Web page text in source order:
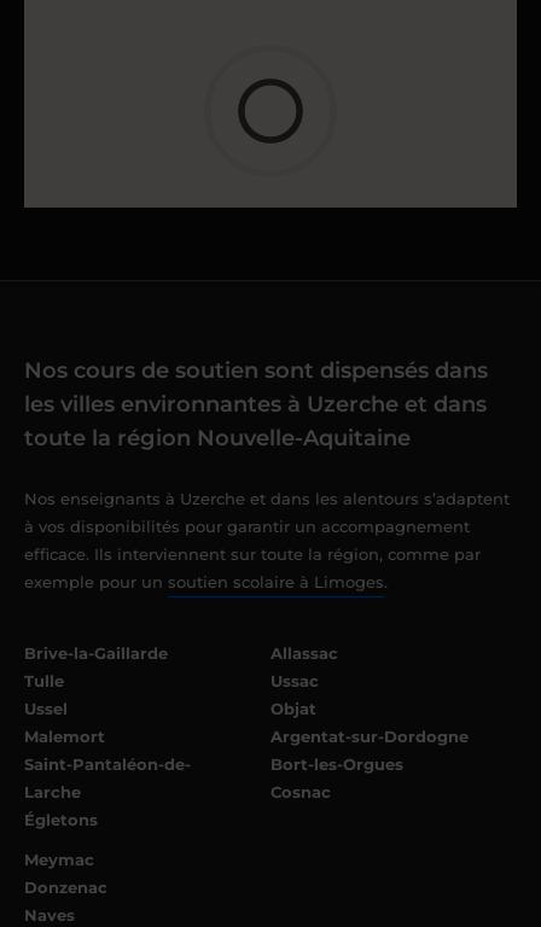
Nos cours de soutien sont dispensés dans
les villes environnantes à Uzerche et dans
toute la région Nouvelle-Aquitaine
Nos enseignants à Uzerche et dans les alentours s’adaptent
à vos disponibilités pour garantir un accompagnement
efficace. Ils interviennent sur toute la région, comme par
exemple pour un soutien scolaire à Limoges.
Brive-la-Gaillarde
Tulle
Ussel
Malemort
Saint-Pantaléon-de-
Larche
Égletons
Allassac
Ussac
Objat
Argentat-sur-Dordogne
Bort-les-Orgues
Cosnac
Meymac
Donzenac
Naves